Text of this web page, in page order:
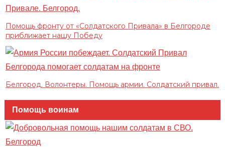
Помощь фронту от «Солдатского Привала» в Белгороде
приближает нашу Победу
Белгород. Волонтеры. Помощь армии. Солдатский привал.
Помощь воинам